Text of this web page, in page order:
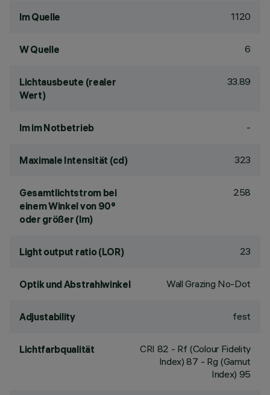
lm Quelle 1120
W Quelle 6
Lichtausbeute (realer
Wert)
33.89
lm im Notbetrieb -
Maximale Intensität (cd) 323
Gesamtlichtstrom bei
einem Winkel von 90°
oder größer (lm)
258
Light output ratio (LOR) 23
Optik und Abstrahlwinkel Wall Grazing No-Dot
Adjustability fest
Lichtfarbqualität CRI 82 - Rf (Colour Fidelity
Index) 87 - Rg (Gamut
Index) 95